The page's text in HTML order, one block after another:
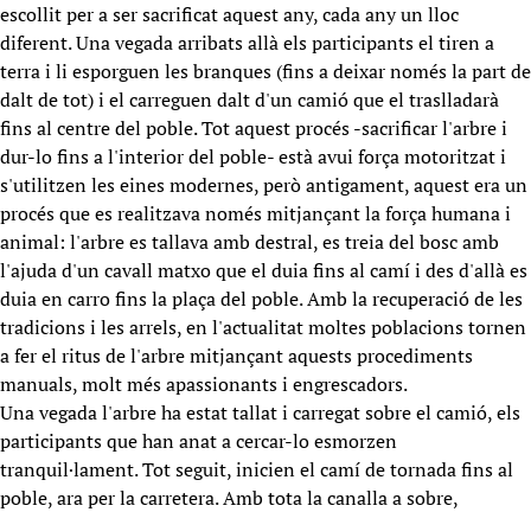
escollit per a ser sacrificat aquest any, cada any un lloc
diferent. Una vegada arribats allà els participants el tiren a
terra i li esporguen les branques (fins a deixar només la part de
dalt de tot) i el carreguen dalt d'un camió que el traslladarà
fins al centre del poble. Tot aquest procés -sacrificar l'arbre i
dur-lo fins a l'interior del poble- està avui força motoritzat i
s'utilitzen les eines modernes, però antigament, aquest era un
procés que es realitzava només mitjançant la força humana i
animal: l'arbre es tallava amb destral, es treia del bosc amb
l'ajuda d'un cavall matxo que el duia fins al camí i des d'allà es
duia en carro fins la plaça del poble. Amb la recuperació de les
tradicions i les arrels, en l'actualitat moltes poblacions tornen
a fer el ritus de l'arbre mitjançant aquests procediments
manuals, molt més apassionants i engrescadors.
Una vegada l'arbre ha estat tallat i carregat sobre el camió, els
participants que han anat a cercar-lo esmorzen
tranquil·lament. Tot seguit, inicien el camí de tornada fins al
poble, ara per la carretera. Amb tota la canalla a sobre,